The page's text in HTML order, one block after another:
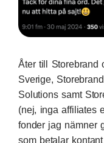
Åter till Storebrand
Sverige,
Solutionssamt
(nej, inga affiliates
fonder jag nämner
som betalar